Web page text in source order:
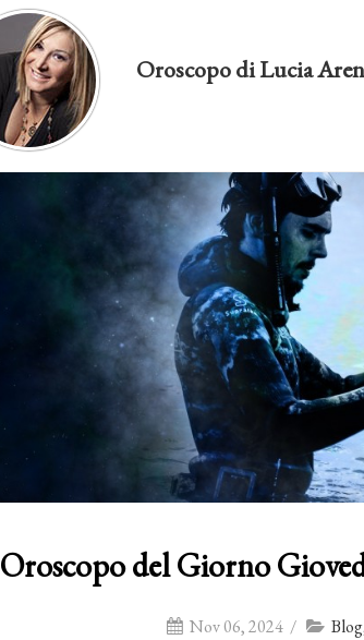
Oroscopo di Lucia
Oroscopo del Giorno
Nov 06, 2024 / Blog